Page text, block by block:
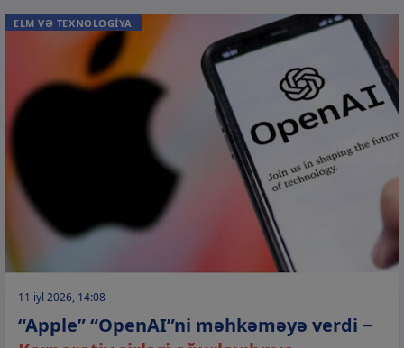
ELM VƏ TEXNOLOGİYA
11 iyl 2026, 14:08
“Apple” “OpenAI”ni məhkəməyə verdi −